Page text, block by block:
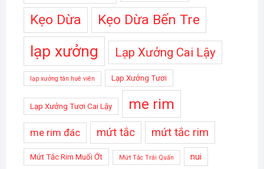
Kẹo Dừa Kẹo Dừa Bến Tre
lạp xưởng Lạp Xưởng Cai Lậy
lạp xưởng tân huê viên Lạp Xưởng Tươi
Lạp Xưởng Tươi Cai Lậy me rim
me rim đác mứt tắc mứt tắc rim
Mứt Tắc Rim Muối Ớt Mứt Tắc Trái Quấn nui